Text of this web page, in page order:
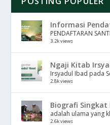
Informasi
PENDAFTARAN
3.2k views
Ngaji Kitab
Irsyadul Ibad pada
2.8k views
Biografi Singkat
adalah ulama yang
2.6k views